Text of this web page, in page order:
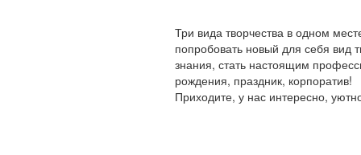
Три вида творчества в одном
попробовать новый для себя вид
знания, стать настоящим
рождения, праздник, корпоратив!
Приходите, у нас интересно,